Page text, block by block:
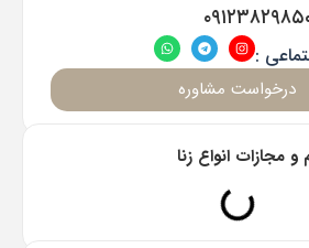
:
درخواست مشاوره
انواع زنا